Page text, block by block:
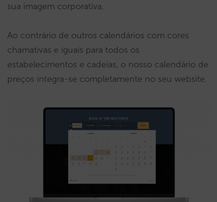
sua imagem corporativa.
Ao contrário de outros calendários com cores
chamativas e iguais para todos os
estabelecimentos e cadeias, o nosso calendário de
preços integra-se completamente no seu website.